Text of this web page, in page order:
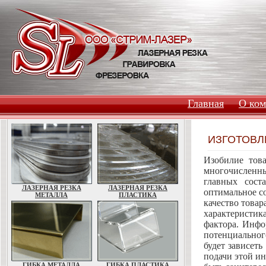
Главная О
ЛАЗЕРНАЯ РЕЗКА
МЕТАЛЛА
ЛАЗЕРНАЯ РЕЗКА
ПЛАСТИКА
Изобилие
главных
оптимальное
качество
фактора.
будет
подачи этой